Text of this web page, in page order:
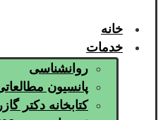
خانه
خدمات
روانشناسی
پانسیون
کتابخانه دکتر گازر